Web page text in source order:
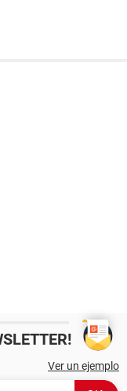
Ver un ejemplo